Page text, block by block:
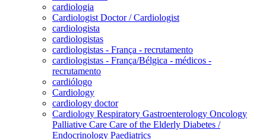
cardiologia
Cardiologist Doctor / Cardiologist
cardiologista
cardiologistas
cardiologistas - França - recrutamento
cardiologistas - França/Bélgica - médicos -
recrutamento
cardiólogo
Cardiology
cardiology doctor
Cardiology Respiratory Gastroenterology Oncology
Palliative Care Care of the Elderly Diabetes /
Endocrinology Paediatrics